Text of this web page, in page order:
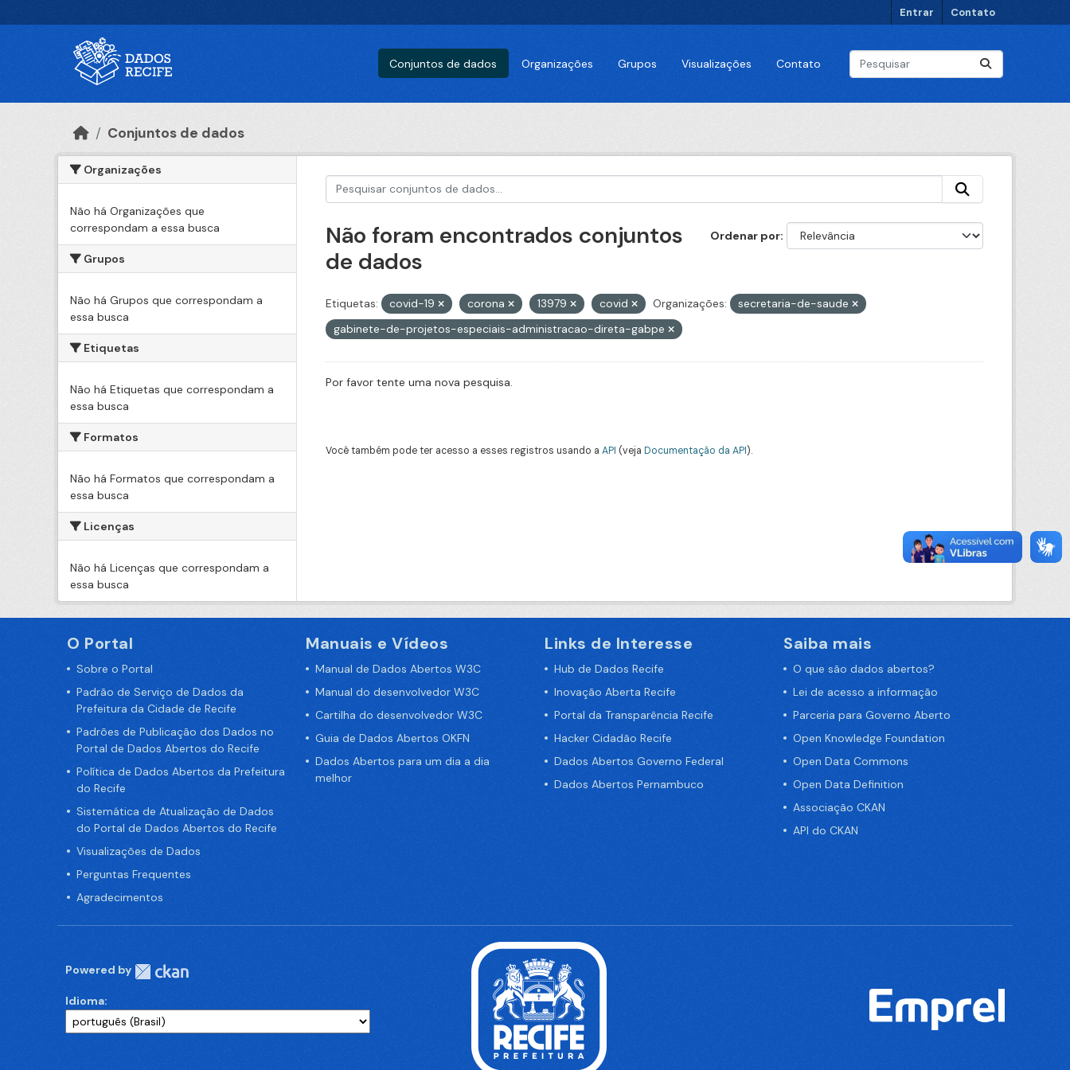
Entrar Contato
Conjuntos de dados Organizações Grupos Visualizações Contato
Conjuntos de dados
Organizações
Não há Organizações que
correspondam a essa busca
Grupos
Não há Grupos que correspondam a
essa busca
Etiquetas
Não há Etiquetas que correspondam a
essa busca
Formatos
Não há Formatos que correspondam a
essa busca
Licenças
Não há Licenças que correspondam a
essa busca
Ordenar por
Não foram encontrados conjuntos
de dados
Etiquetas: covid-19 corona 13979 covid Organizações:
secretaria-de-saude
gabinete-de-projetos-especiais-administracao-direta-gabpe
Por favor tente uma nova pesquisa.
Você também pode ter acesso a esses registros usando a API (veja Documentação da API).
O Portal
Sobre o Portal
Padrão de Serviço de Dados da
Prefeitura da Cidade de Recife
Padrões de Publicação dos Dados no
Portal de Dados Abertos do Recife
Política de Dados Abertos da Prefeitura
do Recife
Sistemática de Atualização de Dados
do Portal de Dados Abertos do Recife
Visualizações de Dados
Perguntas Frequentes
Agradecimentos
Manuais e Vídeos
Manual de Dados Abertos W3C
Manual do desenvolvedor W3C
Cartilha do desenvolvedor W3C
Guia de Dados Abertos OKFN
Dados Abertos para um dia a dia
melhor
Links de Interesse
Hub de Dados Recife
Inovação Aberta Recife
Portal da Transparência Recife
Hacker Cidadão Recife
Dados Abertos Governo Federal
Dados Abertos Pernambuco
Saiba mais
O que são dados abertos?
Lei de acesso a informação
Parceria para Governo Aberto
Open Knowledge Foundation
Open Data Commons
Open Data Definition
Associação CKAN
API do CKAN
Powered by
Idioma